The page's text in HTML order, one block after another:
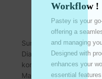
Jun 28, 2024—
SunBurstMaster ist das
Diagrammerstellung für
komplexe Daten,
Marktmarketing usw. an
Workflow !
Pastey is your
offering a
and managing
Designed with
enhances your
essential